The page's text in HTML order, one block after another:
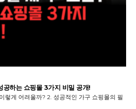
공하는 쇼핑몰 3가지 비밀 공개!
렇게 어려울까? 2. 성공적인 가구 쇼핑몰의 필